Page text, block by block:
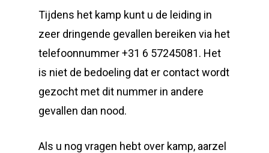
Tijdens het kamp kunt u de leiding in
zeer dringende gevallen bereiken via het
telefoonnummer +31 6 57245081. Het
is niet de bedoeling dat er contact wordt
gezocht met dit nummer in andere
gevallen dan nood.
Als u nog vragen hebt over kamp, aarzel